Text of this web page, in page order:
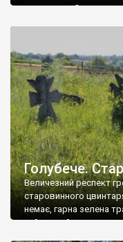
мешканець
Голубече.
Величезний респект
старовинного
немає, гарна зелена
найкращий регулятор